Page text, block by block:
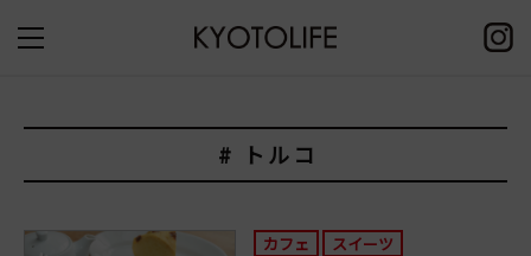
# トルコ
カフェ スイーツ